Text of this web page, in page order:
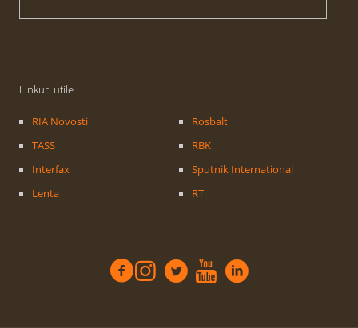
Linkuri utile
RIA Novosti
TASS
Interfax
Lenta
Rosbalt
RBK
Sputnik International
RT